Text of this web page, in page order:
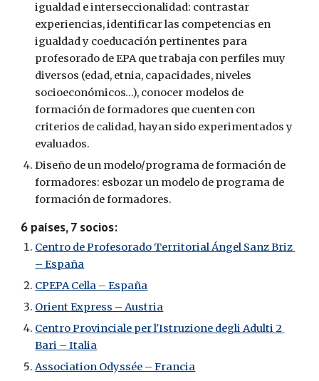
igualdad e interseccionalidad: contrastar
experiencias, identificar las competencias en
igualdad y coeducación pertinentes para
profesorado de EPA que trabaja con perfiles muy
diversos (edad, etnia, capacidades, niveles
socioeconómicos…), conocer modelos de
formación de formadores que cuenten con
criterios de calidad, hayan sido experimentados y
evaluados.
Diseño de un modelo/programa de formación de
formadores: esbozar un modelo de programa de
formación de formadores.
6 países, 7 socios:
Centro de Profesorado Territorial Ángel Sanz Briz
– España
CPEPA Cella – España
Orient Express – Austria
Centro Provinciale per l'Istruzione degli Adulti 2
Bari – Italia
Association Odyssée – Francia